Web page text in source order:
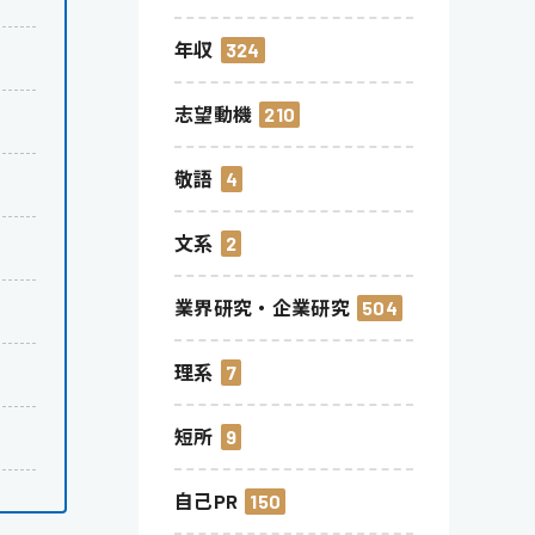
年収 324
志望動機 210
敬語 4
文系 2
業界研究・企業研究 504
理系 7
短所 9
自己PR 150